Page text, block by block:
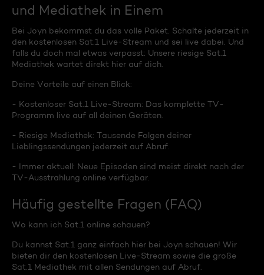
und Mediathek in Einem
Bei Joyn bekommst du das volle Paket. Schalte jederzeit in
den kostenlosen Sat.1 Live-Stream und sei live dabei. Und
falls du doch mal etwas verpasst: Unsere riesige Sat.1
Mediathek wartet direkt hier auf dich.
Deine Vorteile auf einen Blick:
- Kostenloser Sat.1 Live-Stream: Das komplette TV-
Programm live auf all deinen Geräten.
- Riesige Mediathek: Tausende Folgen deiner
Lieblingssendungen jederzeit auf Abruf.
- Immer aktuell: Neue Episoden sind meist direkt nach der
TV-Ausstrahlung online verfügbar.
Häufig gestellte Fragen (FAQ)
Wo kann ich Sat.1 online schauen?
Du kannst Sat.1 ganz einfach hier bei Joyn schauen! Wir
bieten dir den kostenlosen Live-Stream sowie die große
Sat.1 Mediathek mit allen Sendungen auf Abruf.